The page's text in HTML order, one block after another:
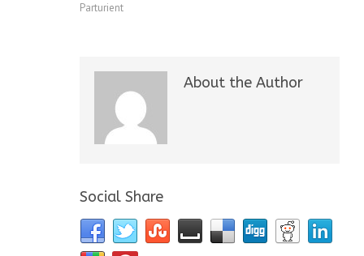
Parturient
About the Author
Social Share